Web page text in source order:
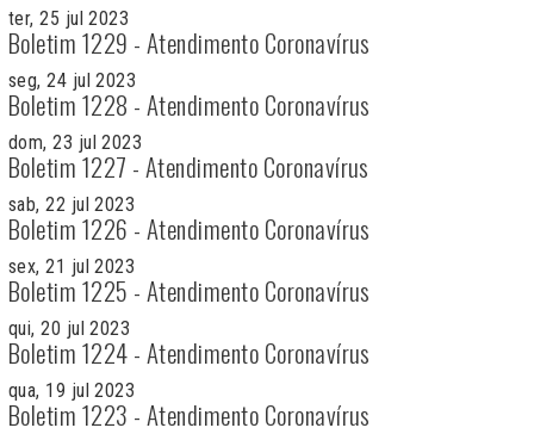
ter, 25 jul 2023
Boletim 1229 - Atendimento Coronavírus
seg, 24 jul 2023
Boletim 1228 - Atendimento Coronavírus
dom, 23 jul 2023
Boletim 1227 - Atendimento Coronavírus
sab, 22 jul 2023
Boletim 1226 - Atendimento Coronavírus
sex, 21 jul 2023
Boletim 1225 - Atendimento Coronavírus
qui, 20 jul 2023
Boletim 1224 - Atendimento Coronavírus
qua, 19 jul 2023
Boletim 1223 - Atendimento Coronavírus